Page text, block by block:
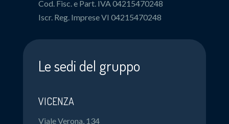
Cod. Fisc. e Part. IVA 04215470248
Iscr. Reg. Imprese VI 04215470248
Le sedi del gruppo
VICENZA
Viale Verona, 134